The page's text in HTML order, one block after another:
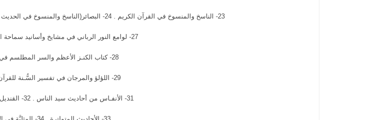
23- الناسخ والمنسوخ في القرآن الكريم . 24- البصائر(الناسخ والمنسوخ في الحديث الشريف) 25- كتاب الجواهر المرصعة . 26- خصائص النبي .
27- لوامع النور الرباني في مشايخ وأسانيد سماحة الإمام صلاح الدين التجاني .
28- كتاب الكنـز الأعظم والسر المطلسم في الأسرار العرفانية .
29- اللؤلؤ والمرجان في تفسير السُّـنة للقرآن . 30- عـين الحياة .
31- الأنفـاس من أحاديث سيد الناس . 32- القنديل في خواص آي التنـزيل .